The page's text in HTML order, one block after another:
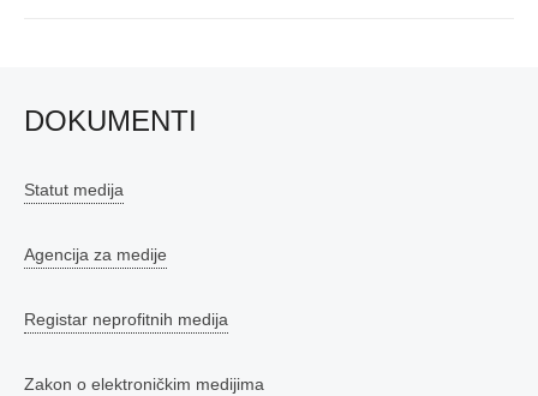
DOKUMENTI
Statut medija
Agencija za medije
Registar neprofitnih medija
Zakon o elektroničkim medijima